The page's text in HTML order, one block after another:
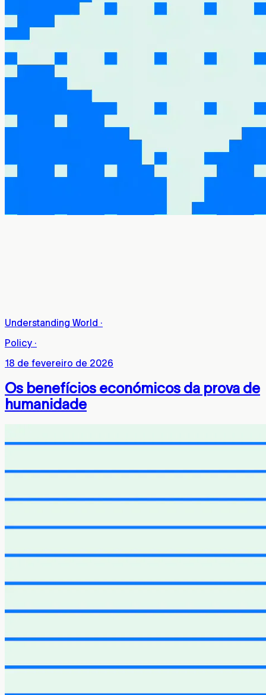
Understanding World ·
Policy ·
18 de fevereiro de 2026
Os benefícios económicos da prova de
humanidade